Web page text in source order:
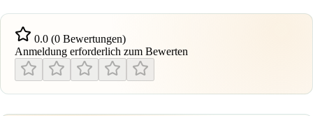
0.0 (0 Bewertungen)
Anmeldung erforderlich zum Bewerten